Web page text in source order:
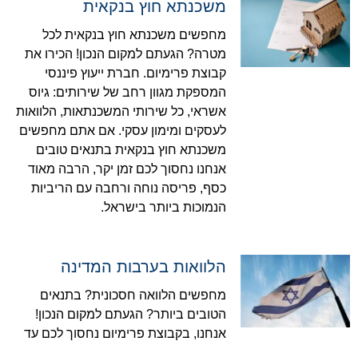
משכנתא חוץ בנקאית
מחפשים משכנתא חוץ בנקאית לכל
מטרה? הגעתם למקום הנכון! הכירו את
קבוצת פרימיום. חברת ייעוץ פיננסי
המספקת מגוון רחב של שירותים: גיוס
אשראי, כל שירותי המשכנתאות, הלוואות
לעסקים ומימון עסקי. אם אתם מחפשים
משכנתא חוץ בנקאית בתנאים טובים
אנחנו נחסוך לכם זמן יקר, הרבה מאוד
כסף, פריסה נוחה ורחבה עם הריביות
הנמוכות ביותר בישראל.
הלוואות בערבות המדינה
מחפשים הלוואה חסכונית? בתנאים
הטובים ביותר? הגעתם למקום הנכון!
אנחנו, בקבוצת פרימיום נחסוך לכם עד